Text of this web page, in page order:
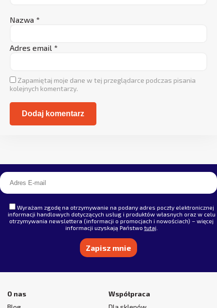
Nazwa *
Adres email *
Zapamiętaj moje dane w tej przeglądarce podczas pisania
kolejnych komentarzy.
Wyrażam zgodę na otrzymywanie na podany adres poczty elektronicznej
informacji handlowych dotyczących usług i produktów własnych oraz w celu
otrzymywania newslettera (informacji o promocjach i nowościach) – więcej
informacji uzyskają Państwotutaj
O nas
Współpraca